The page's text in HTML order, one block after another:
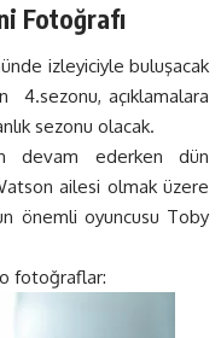
Fotoğrafı
izleyiciyle buluşacak
açıklamalara
sezonu olacak.
devam ederken dün
ailesi olmak üzere
önemli oyuncusu Toby
fotoğraflar: